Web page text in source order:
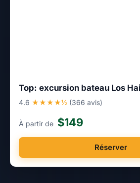
Top: excursion bateau Los
4.6 ★★★★½ (366 avis)
À partir de $149
Réserver